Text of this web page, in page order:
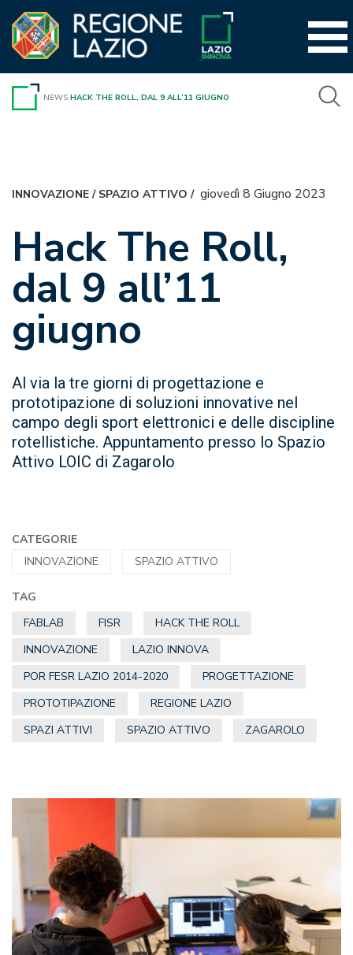
contenuto
NEWS HACK THE ROLL, DAL 9 ALL’11 GIUGNO
INNOVAZIONE/ SPAZIO ATTIVO / giovedì 8 Giugno 2023
Hack The Roll,
dal 9 all’11
giugno
Al via la tre giorni di progettazione e
prototipazione di soluzioni innovative nel
campo degli sport elettronici e delle discipline
rotellistiche. Appuntamento presso lo Spazio
Attivo LOIC di Zagarolo
CATEGORIE
INNOVAZIONE
SPAZIO ATTIVO
TAG
FABLAB
FISR
HACK THE ROLL
INNOVAZIONE
LAZIO INNOVA
POR FESR LAZIO 2014-2020
PROGETTAZIONE
PROTOTIPAZIONE
REGIONE LAZIO
SPAZI ATTIVI
SPAZIO ATTIVO ZAGAROLO